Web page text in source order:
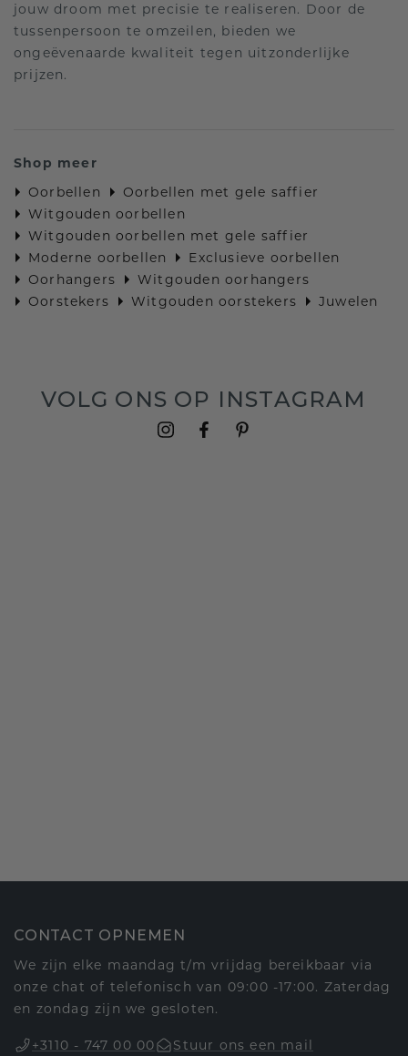
jouw droom met precisie te realiseren. Door de
tussenpersoon te omzeilen, bieden we
ongeëvenaarde kwaliteit tegen uitzonderlijke
prijzen.
Shop meer
Oorbellen
Oorbellen met gele saffier
Witgouden oorbellen
Witgouden oorbellen met gele saffier
Moderne oorbellen
Exclusieve oorbellen
Oorhangers
Witgouden oorhangers
Oorstekers
Witgouden oorstekers Juwelen
VOLG ONS OP INSTAGRAM
CONTACT OPNEMEN
We zijn elke maandag t/m vrijdag bereikbaar via
onze chat of telefonisch van 09:00 -17:00. Zaterdag
en zondag zijn we gesloten.
+3110 - 747 00 00
Stuur ons een mail